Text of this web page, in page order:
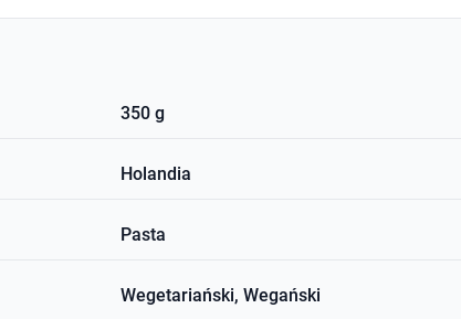
350 g
Holandia
Pasta
Wegetariański, Wegański